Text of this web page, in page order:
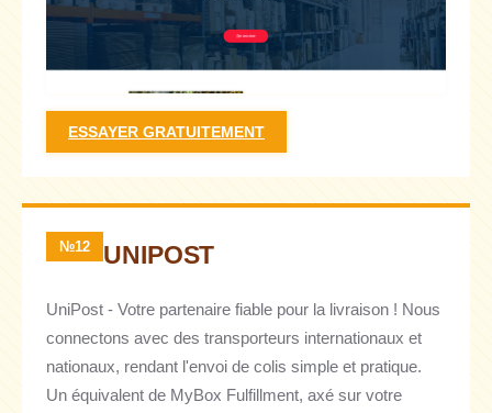
ESSAYER GRATUITEMENT
№12 UNIPOST
UniPost - Votre partenaire fiable pour la livraison ! Nous
connectons avec des transporteurs internationaux et
nationaux, rendant l'envoi de colis simple et pratique.
Un équivalent de MyBox Fulfillment, axé sur votre